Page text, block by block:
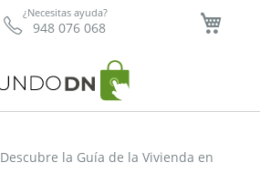
¿Necesitas ayuda?
948 076 068
la Guía de la Vivienda en